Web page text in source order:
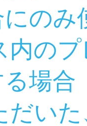
の
内の
場合
だい